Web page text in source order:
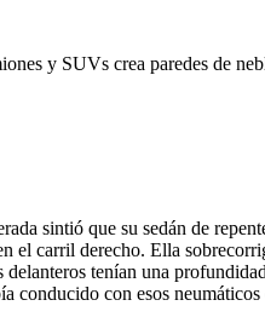
y SUVs crea paredes de
sintió que su sedán de
el carril derecho. Ella
tenían una
con esos